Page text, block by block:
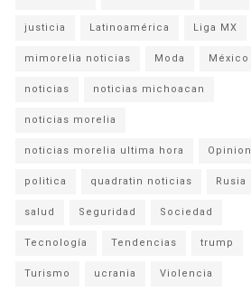
justicia Latinoamérica Liga MX
mimorelia noticias Moda México
noticias noticias michoacan
noticias morelia
noticias morelia ultima hora Opinion
politica quadratin noticias Rusia
salud Seguridad Sociedad
Tecnología Tendencias trump
Turismo ucrania Violencia